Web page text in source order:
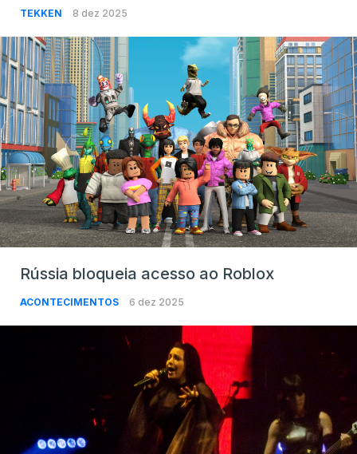
TEKKEN 8 dez 2025
Rússia bloqueia acesso ao Roblox
ACONTECIMENTOS 6 dez 2025